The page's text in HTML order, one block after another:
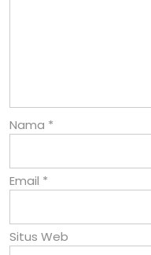
Nama *
Email *
Situs Web